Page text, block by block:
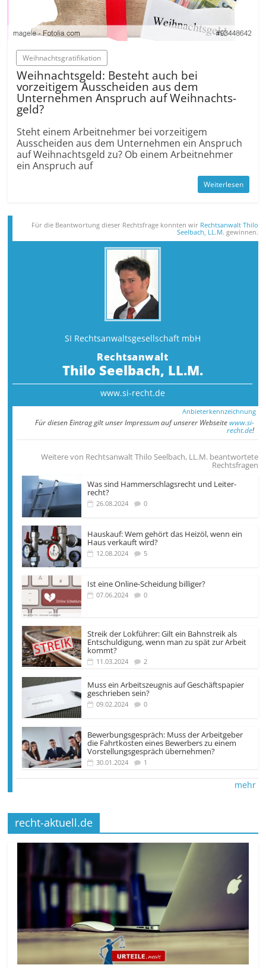
Weihnachts­gratifi­kation
Weihnachts­geld: Besteht auch bei
vorzeitigem Ausscheiden aus dem
Unternehmen Anspruch auf Weihnachts­
geld?
Steht einem Arbeit­nehmer bei vorzeitigem
Ausscheiden aus dem Unternehmen ein Anspruch
auf Weihnachts­geld zu? Ob einem Arbeit­nehmer
ein Anspruch auf
Weiterlesen
Für die Beantwortung dieser Rechts­frage konnten wir Rechtsanwalt Thilo
Seelbach, LL.M. gewinnen.
SI Rechtsanwalts­gesellschaft mbH
Rechtsanwalt
Thilo Seelbach, LL.M.
www.si-recht.de
Anbieterkennzeichnung
Für diesen Eintrag gilt unser Impressum auf unserer Webseitewww.si-
recht.de!
Weitere von Rechtsanwalt Thilo Seelbach, LL.M. beantwortete
Rechtsfragen
Was sind Hammer­­schlags­recht und Leiter­
recht?
26.08.2024 0
Hauskauf: Wem gehört das Heizöl, wenn ein
Haus verkauft wird?
12.08.2024 5
Ist eine Online-Scheidung billiger?
07.06.2024 0
Streik der Lokführer: Gilt ein Bahnstreik als
Entschuldigung, wenn man zu spät zur Arbeit
kommt?
11.03.2024 2
Muss ein Arbeitszeugnis auf Geschäftspapier
geschrieben sein?
09.02.2024 0
Bewerbungsgespräch: Muss der Arbeitgeber
die Fahrtkosten eines Bewerbers zu einem
Vorstellungsgespräch übernehmen?
30.01.2024 1
mehr
recht-aktuell.de